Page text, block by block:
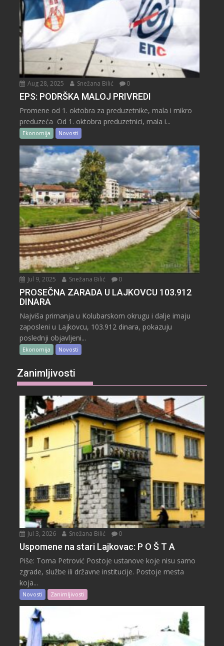
Aug 28, 2025 Snežana Bilić 0
EPS: PODRŠKA MALOJ PRIVREDI
Promene od 1. oktobra za preduzetnike, mala i mikro
preduzeća Od 1. oktobra preduzetnici, mala i...
Ekonomija Novosti
Jul 9, 2025 Snežana Bilić 0
PROSEČNA ZARADA U LAJKOVCU 103.912
DINARA
Najviša primanja u Kolubarskom okrugu i dalje imaju
zaposleni u Lajkovcu, 103.912 dinara, pokazuju
poslednji objavljeni...
Ekonomija Novosti
Zanimljivosti
Jul 3, 2026 Snežana Bilić 0
Uspomene na stari Lajkovac: P O Š T A
Piše: Toma Petrović Postoje ustanove koje nisu samo
zgrade, službe ili državne institucije. Postoje mesta
koja...
Novosti Zanimljivosti